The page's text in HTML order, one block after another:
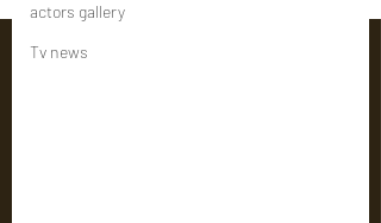
actors gallery
Tv news